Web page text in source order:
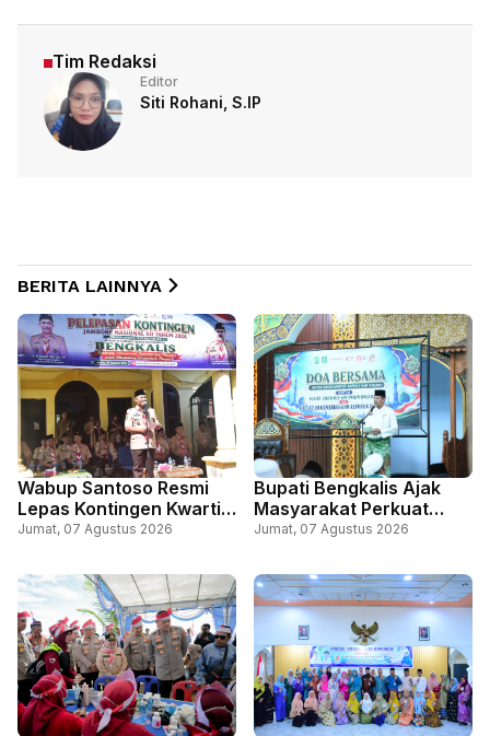
Tim Redaksi
Editor
Siti Rohani, S.IP
BERITA LAINNYA
Wabup Santoso Resmi
Lepas Kontingen Kwartir
Cabang Gerakan
Jambore Nasional, di
Cibubur Jakarta
Jumat, 07 Agustus 2026
Bupati Bengkalis Ajak
Masyarakat Perkuat
Persatuan Lewat Doa
Jadi ke-69 Riau dan HUT
ke-81 RI
Jumat, 07 Agustus 2026